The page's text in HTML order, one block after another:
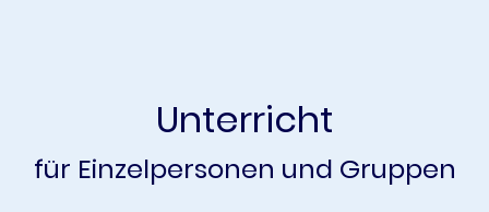
Unterricht
für Einzelpersonen und Gruppen